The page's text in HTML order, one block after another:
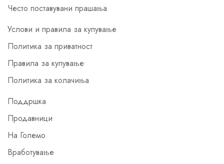
Често поставувани прашања
Услови и правила за купување
Политика за приватност
Правила за купување
Политика за колачиња
Поддршка
Продавници
На Големо
Вработување